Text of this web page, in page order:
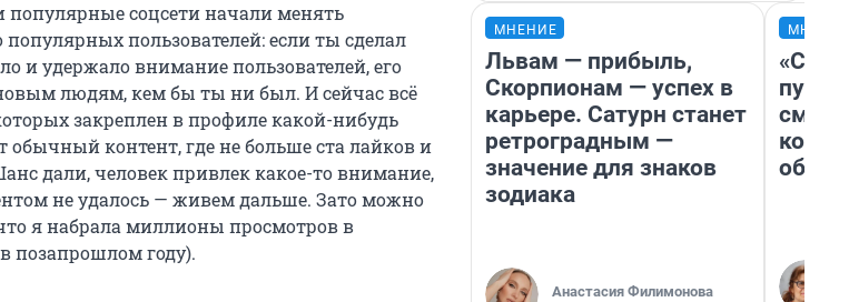
популярные соцсети начали менять
пользователей: если ты сделал
и удержало внимание пользователей, его
людям, кем бы ты ни был. И сейчас всё
закреплен в профиле какой-нибудь
контент, где не больше ста лайков и
дали, человек привлек какое-то внимание,
не удалось — ​​живем дальше. Зато можно
я набрала миллионы просмотров в
позапрошлом году).
МНЕНИЕ
Львам — прибыль,
Скорпионам — успех в
карьере. Сатурн станет
ретроградным —
значение для знаков
зодиака
Анастасия Филимонова